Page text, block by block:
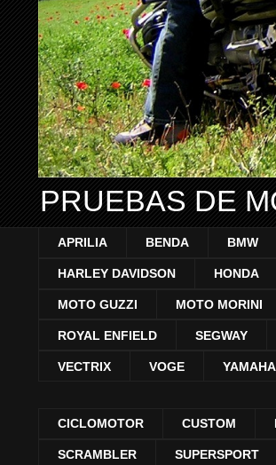
PRUEBAS DE
APRILIA BENDA BMW
HARLEY DAVIDSON HONDA
MOTO GUZZI MOTO MORINI
ROYAL ENFIELD SEGWAY
VECTRIX VOGE YAMAHA
CICLOMOTOR CUSTOM
SCRAMBLER SUPERSPORT